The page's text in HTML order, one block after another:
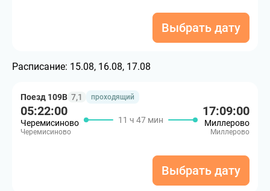
Выбрать дату
Расписание: 15.08, 16.08, 17.08
Поезд 109В 7,1 проходящий
05:22:00
Черемисиново
Черемисиново
11 ч 47 мин
17:09:00
Миллерово
Миллерово
Выбрать дату